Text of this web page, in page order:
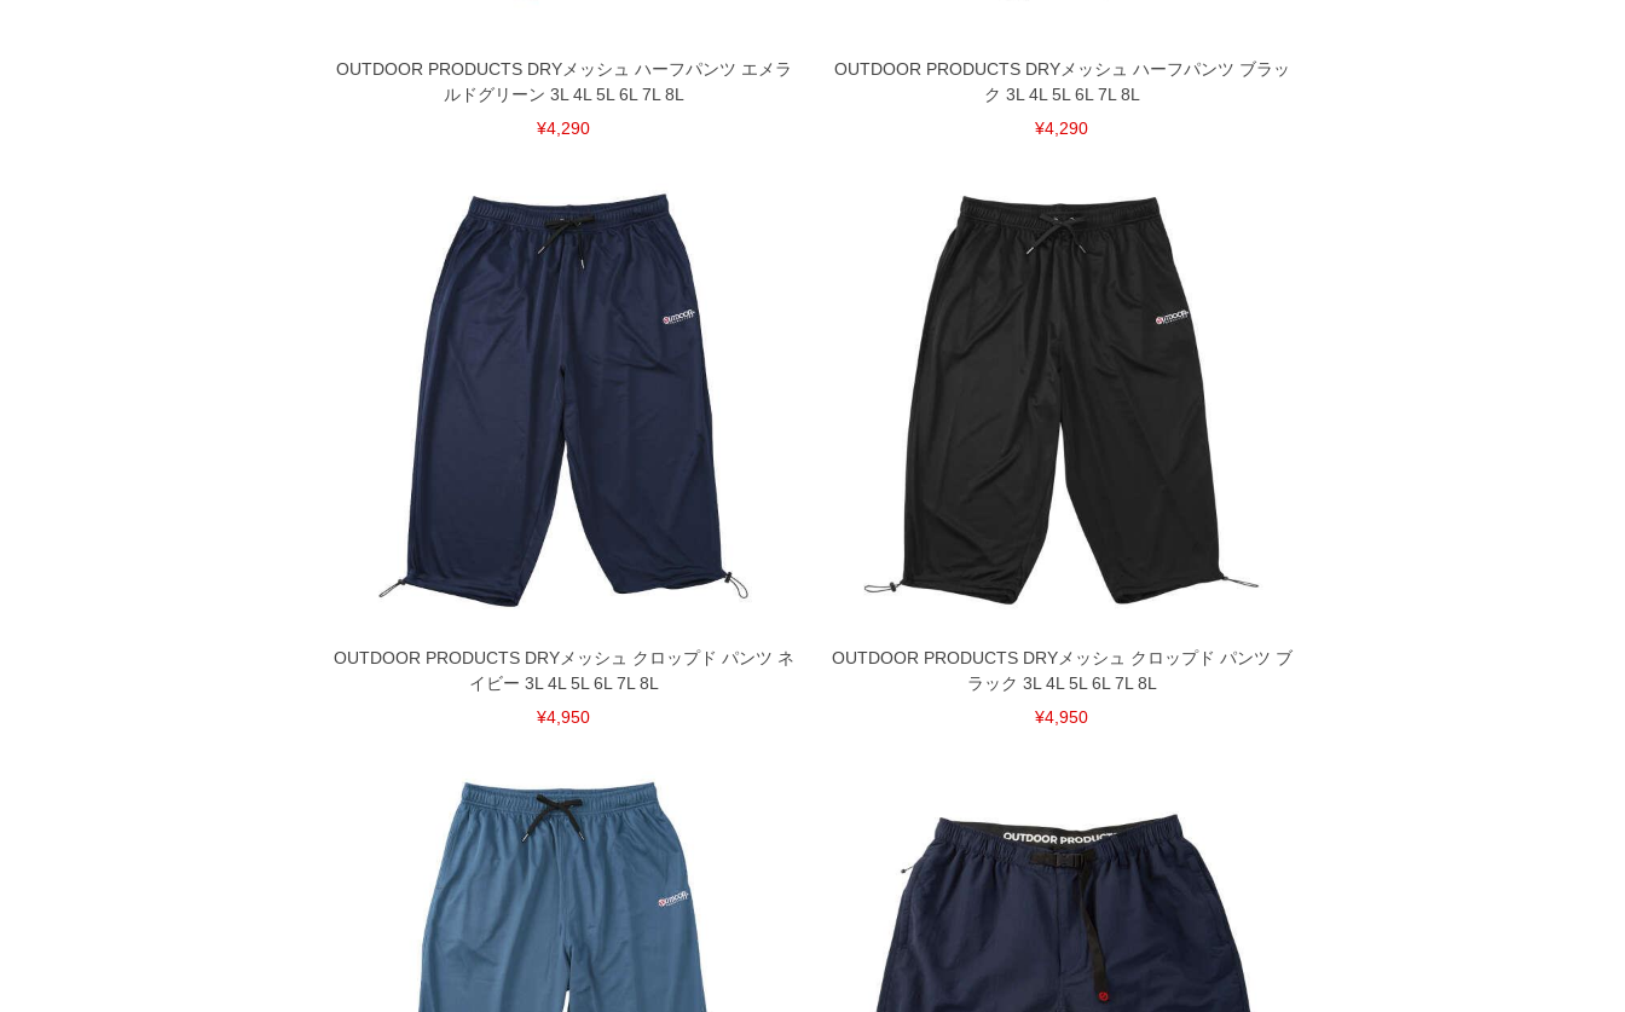
OUTDOOR PRODUCTS DRYメッシュ ハーフパンツ エメラ
ルドグリーン 3L 4L 5L 6L 7L 8L
¥4,290
OUTDOOR PRODUCTS DRYメッシュ ハーフパンツ ブラッ
ク 3L 4L 5L 6L 7L 8L
¥4,290
OUTDOOR PRODUCTS DRYメッシュ クロップド パンツ ネ
イビー 3L 4L 5L 6L 7L 8L
¥4,950
OUTDOOR PRODUCTS DRYメッシュ クロップド パンツ ブ
ラック 3L 4L 5L 6L 7L 8L
¥4,950